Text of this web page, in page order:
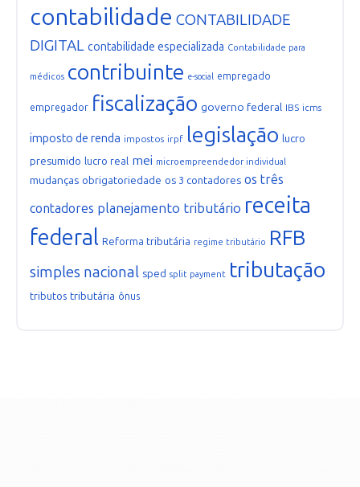
contabilidade CONTABILIDADE
DIGITAL contabilidade especializada Contabilidade para
médicos contribuinte e-social empregado
empregador fiscalização governo federal IBS icms
imposto de renda impostos irpf legislação lucro
presumido lucro real mei microempreendedor individual
mudanças obrigatoriedade os 3 contadores os três
contadores planejamento tributário receita
federal Reforma tributária regime tributário RFB
simples nacional sped split payment tributação
tributos tributária ônus